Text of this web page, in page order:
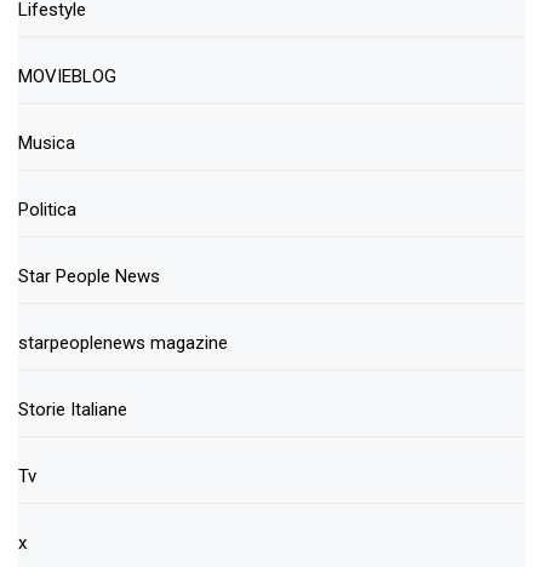
Lifestyle
MOVIEBLOG
Musica
Politica
Star People News
starpeoplenews magazine
Storie Italiane
Tv
x